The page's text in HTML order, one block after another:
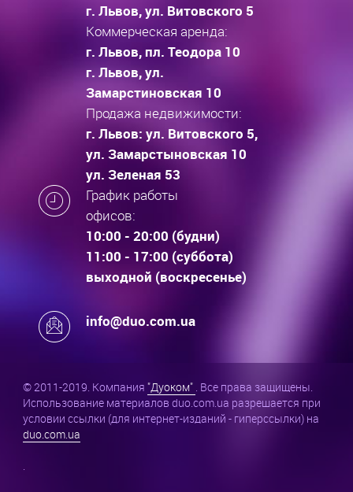
г. Львов, ул. Витовского 5
Коммерческая аренда:
г. Львов, пл. Теодора 10
г. Львов, ул.
Замарстиновская 10
Продажа недвижимости:
г. Львов: ул. Витовского 5,
ул. Замарстыновская 10
ул. Зеленая 53
График работы
офисов:
10:00 - 20:00 (будни)
11:00 - 17:00 (суббота)
выходной (воскресенье)
info@duo.com.ua
© 2011-2019. Компания "Дуоком" . Все права защищены.
Использование материалов duo.com.ua разрешается при
условии ссылки (для интернет-изданий - гиперссылки) на
duo.com.ua
.